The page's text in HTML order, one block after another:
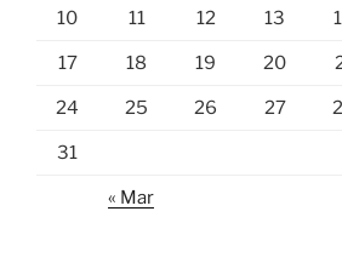
10 11 12 13
17 18 19 20
24 25 26 27
31
« Mar